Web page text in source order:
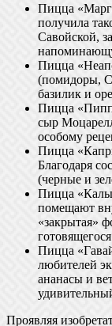
Пицца
получила
Савойской,
Пицца
(помидоры,
базилик и
Пицца
сыр
особому
Пицца
Благодаря
(черные и
Пицца
помещают
«закрытая»
Пицца
любителей
ананасы и
Проявляя